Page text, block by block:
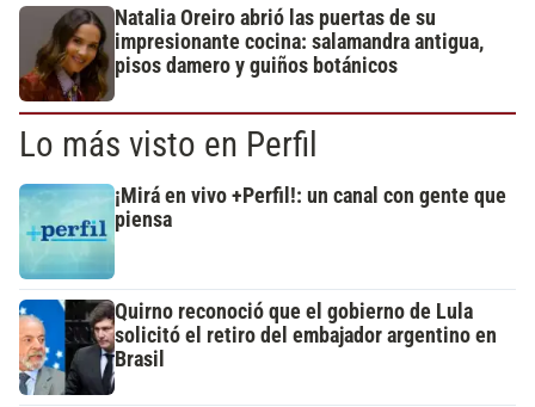
Natalia Oreiro abrió las puertas de su
impresionante cocina: salamandra antigua,
pisos damero y guiños botánicos
Lo más visto en Perfil
¡Mirá en vivo +Perfil!: un canal con gente que
piensa
Quirno reconoció que el gobierno de Lula
solicitó el retiro del embajador argentino en
Brasil